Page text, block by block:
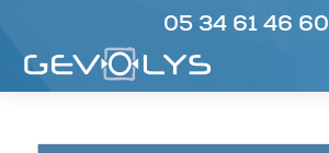
05 34 61 46 60